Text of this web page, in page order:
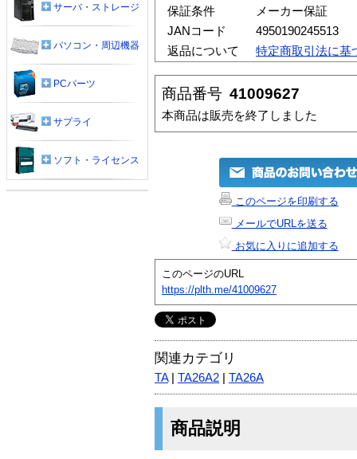
保証条件
メーカー保証
JANコード
4950190245513
返品について
特定商取引法に基
商品番号 41009627
本商品は販売を終了しました
このページを印刷する
メールでURLを送る
お気に入りに追加する
このページのURL
https://plth.me/41009627
関連カテゴリ
TA| TA26A2 TA26A
商品説明
サーバ・ストレージ
パソコン・周辺機器
PCパーツ
サプライ
ソフト・ライセンス